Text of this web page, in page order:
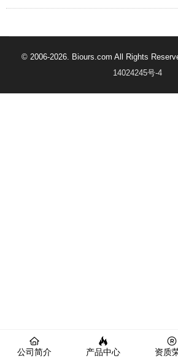
© 2006-2026. Biours.com All Rights
14024245号-4
公司简介 产品中心 资质